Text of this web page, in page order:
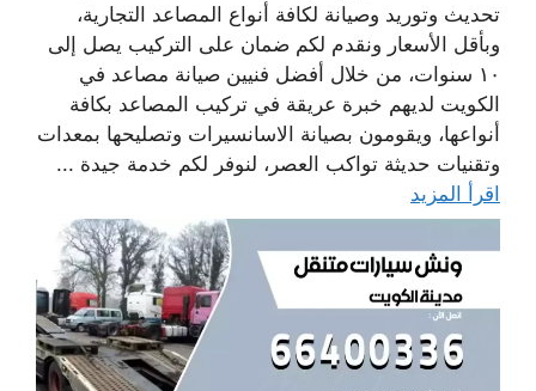
تحديث وتوريد وصيانة لكافة أنواع المصاعد التجارية،
وبأقل الأسعار ونقدم لكم ضمان على التركيب يصل إلى
١٠ سنوات، من خلال أفضل فنيين صيانة مصاعد في
الكويت لديهم خبرة عريقة في تركيب المصاعد بكافة
أنواعها، ويقومون بصيانة الاسانسيرات وتصليحها بمعدات
وتقنيات حديثة تواكب العصر، لنوفر لكم خدمة جيدة ...
اقرأ المزيد